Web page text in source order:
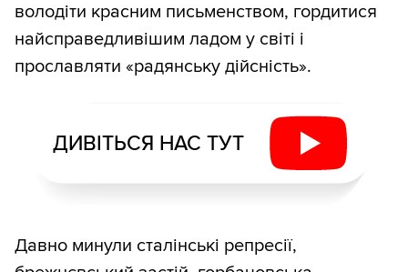
володіти красним письменством, гордитися
найсправедливішим ладом у світі і
прославляти «радянську дійсність».
ДИВІТЬСЯ НАС ТУТ
Давно минули сталінські репресії,